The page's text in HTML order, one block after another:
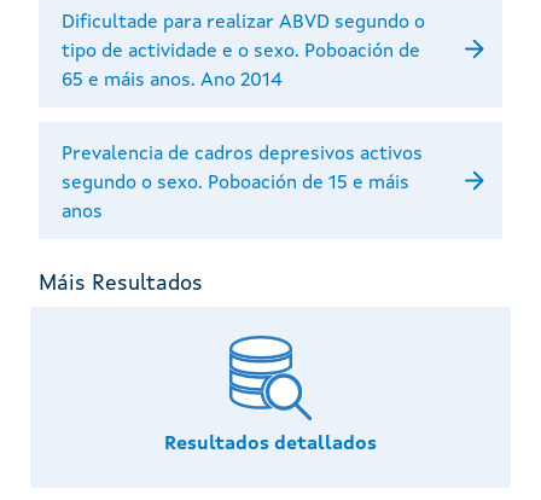
Dificultade para realizar ABVD segundo o
tipo de actividade e o sexo. Poboación de
65 e máis anos. Ano 2014
Prevalencia de cadros depresivos activos
segundo o sexo. Poboación de 15 e máis
anos
Máis Resultados
Resultados detallados